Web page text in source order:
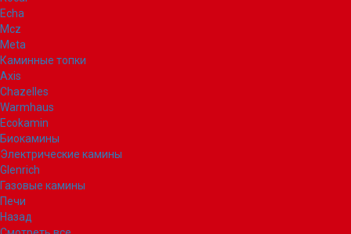
Echa
Mcz
Meta
Каминные топки
Axis
Chazelles
Warmhaus
Ecokamin
Биокамины
Электрические камины
Glenrich
Газовые камины
Печи
Назад